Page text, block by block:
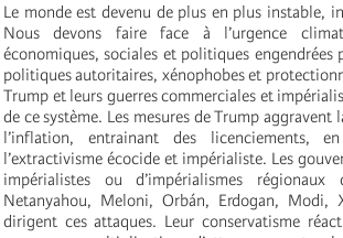
Le monde est devenu de plus en plus instable,
Nous devons faire face à l’urgence
économiques, sociales et politiques engendrées
politiques autoritaires, xénophobes et
Trump et leurs guerres commerciales et
de ce système. Les mesures de Trump aggravent
l’inflation, entrainant des licenciements,
l’extractivisme écocide et impérialiste. Les
impérialistes ou d’impérialismes
Netanyahou, Meloni, Orbán, Erdogan, Modi,
dirigent ces attaques. Leur conservatisme